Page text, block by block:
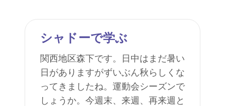
シャドーで学ぶ
関西地区森下です。日中はまだ暑い
日がありますがずいぶん秋らしくな
ってきましたね。運動会シーズンで
しょうか。今週末、来週、再来週と